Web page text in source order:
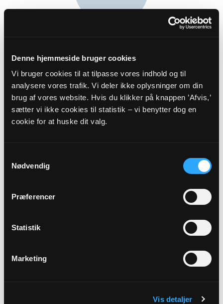
Denne hjemmeside bruger cookies
Vi bruger cookies til at tilpasse vores indhold og til
analysere vores trafik. Vi deler ikke oplysninger om din
brug af vores website. Hvis du klikker på knappen ’Afvis,’
sætter vi ikke cookies til statistik – vi benytter dog en
cookie for at huske dit valg.
Nødvendig
Præferencer
Statistik
Marketing
Vis detaljer
Anna Trankjær Lyhne
7540 Haderup
lyhne@hotmail.dk
Tlf: 4197 3407